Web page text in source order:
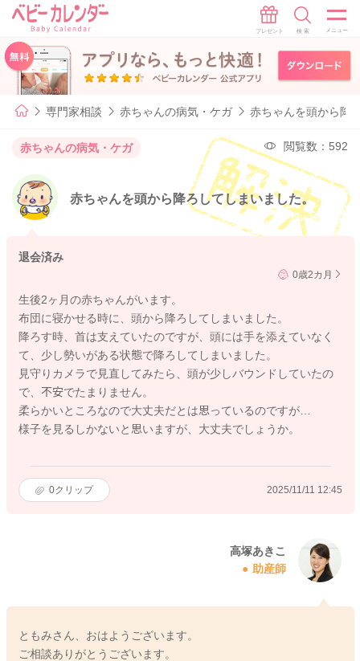
専門家相談 赤ちゃんの病気・ケガ 赤ちゃんを頭から降
赤ちゃんの病気・ケガ 閲覧数：592
赤ちゃんを頭から降ろしてしまいました。
退会済み
0歳2カ月
生後2ヶ月の赤ちゃんがいます。
布団に寝かせる時に、頭から降ろしてしまいました。
降ろす時、首は支えていたのですが、頭には手を添えていなく
て、少し勢いがある状態で降ろしてしまいました。
見守りカメラで見直してみたら、頭が少しバウンドしていたの
で、不安でたまりません。
柔らかいところなので大丈夫だとは思っているのですが…
様子を見るしかないと思いますが、大丈夫でしょうか。
0クリップ 2025/11/11 12:45
高塚あきこ
助産師
ともみさん、おはようございます。
ご相談ありがとうございます。